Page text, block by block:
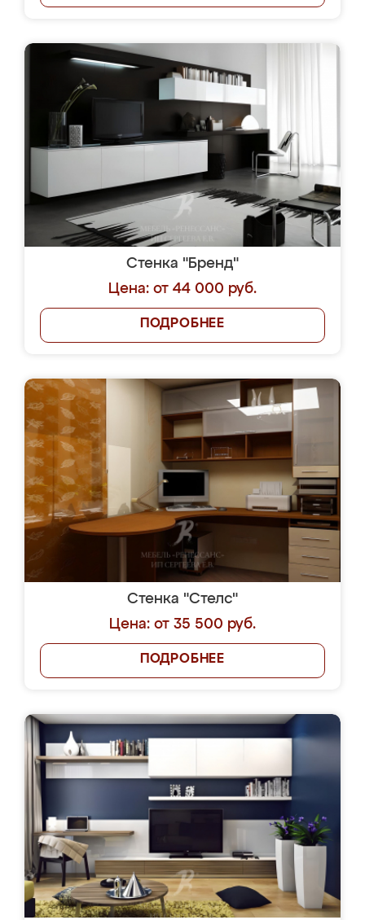
Стенка "Бренд"
Цена: от 44 000 руб.
ПОДРОБНЕЕ
Стенка "Стелс"
Цена: от 35 500 руб.
ПОДРОБНЕЕ